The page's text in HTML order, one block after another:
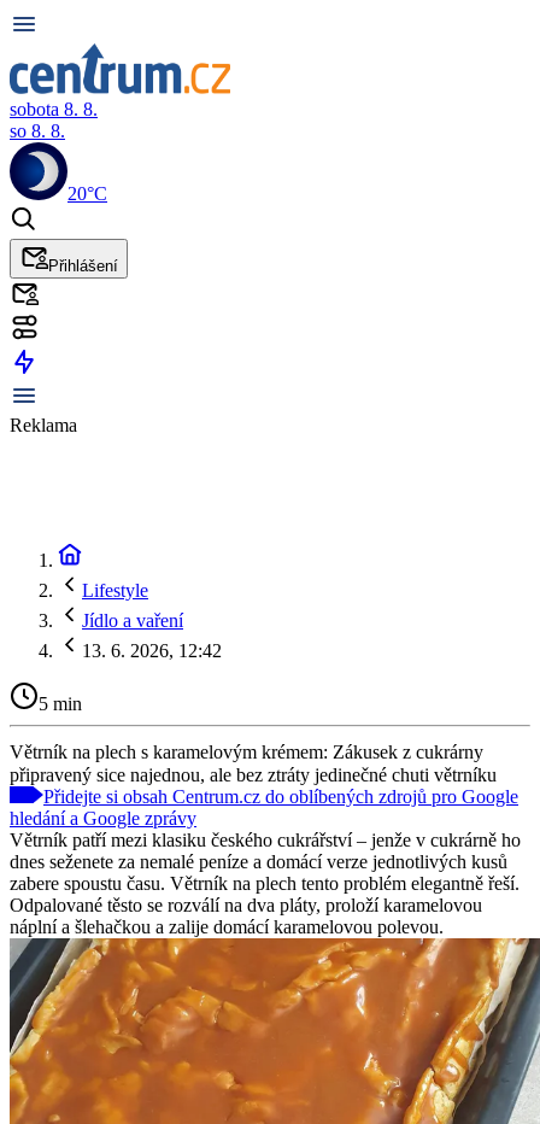
sobota 8. 8.
so 8. 8.
20°C
Přihlášení
Reklama
Lifestyle
Jídlo a vaření
13. 6. 2026, 12:42
5 min
Větrník na plech s karamelovým krémem: Zákusek z cukrárny
připravený sice najednou, ale bez ztráty jedinečné chuti větrníku
Přidejte si obsah Centrum.cz do oblíbených zdrojů pro Google
hledání a Google zprávy
Větrník patří mezi klasiku českého cukrářství – jenže v cukrárně ho
dnes seženete za nemalé peníze a domácí verze jednotlivých kusů
zabere spoustu času. Větrník na plech tento problém elegantně řeší.
Odpalované těsto se rozválí na dva pláty, proloží karamelovou
náplní a šlehačkou a zalije domácí karamelovou polevou.